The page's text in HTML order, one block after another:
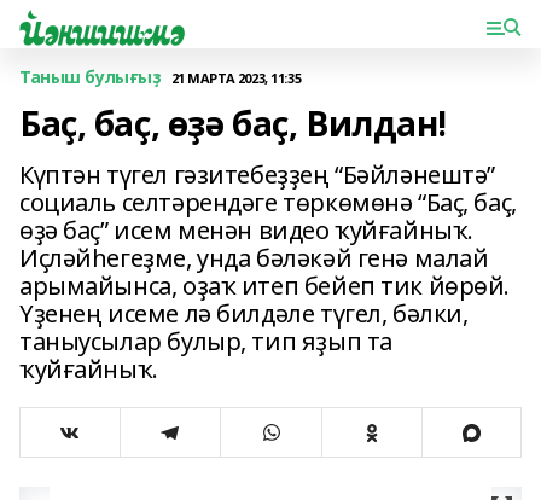
Таныш булығыҙ 21 МАРТА 2023, 11:35
Баҫ, баҫ, өҙә баҫ, Вилдан!
Күптән түгел гәзитебеҙҙең “Бәйләнештә”
социаль селтәрендәге төркөмөнә “Баҫ, баҫ,
өҙә баҫ” исем менән видео ҡуйғайныҡ.
Иҫләйһегеҙме, унда бәләкәй генә малай
арымайынса, оҙаҡ итеп бейеп тик йөрөй.
Үҙенең исеме лә билдәле түгел, бәлки,
таныусылар булыр, тип яҙып та
ҡуйғайныҡ.